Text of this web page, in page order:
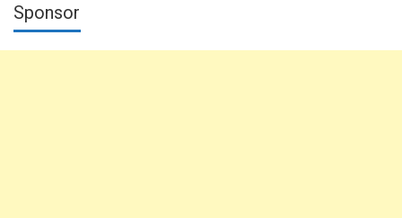
Sponsor